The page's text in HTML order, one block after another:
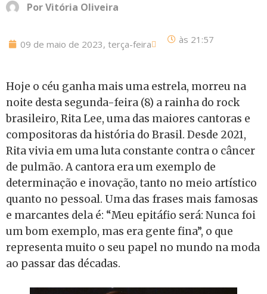
PorVitória Oliveira
09 de maio de 2023, terça-feira às 21:57
Hoje o céu ganha mais uma estrela, morreu na
noite desta segunda-feira (8) a rainha do rock
brasileiro, Rita Lee, uma das maiores cantoras e
compositoras da história do Brasil. Desde 2021,
Rita vivia em uma luta constante contra o câncer
de pulmão. A cantora era um exemplo de
determinação e inovação, tanto no meio artístico
quanto no pessoal. Uma das frases mais famosas
e marcantes dela é: “Meu epitáfio será: Nunca foi
um bom exemplo, mas era gente fina”, o que
representa muito o seu papel no mundo na moda
ao passar das décadas.